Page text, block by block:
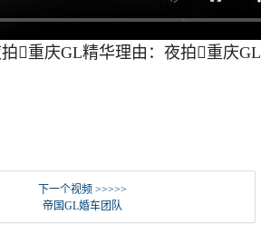
重庆GL精华理由：夜拍重庆GL
下一个视频 >>>>>
帝国GL婚车团队